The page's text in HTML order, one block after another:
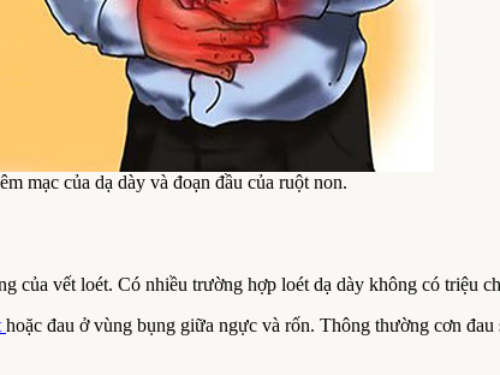
mạc của dạ dày và đoạn đầu của ruột non.
của vết loét. Có nhiều trường hợp loét dạ dày không có triệu
hoặc đau ở vùng bụng giữa ngực và rốn. Thông thường cơn